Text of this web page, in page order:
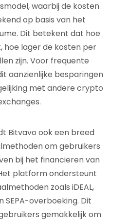
waarbij de kosten
op basis van het
Dit betekent dat hoe
hoe lager de kosten per
zijn. Voor frequente
aanzienlijke besparingen
met andere crypto
Bitvavo ook een breed
om gebruikers
bij het financieren van
platform ondersteunt
zoals iDEAL,
SEPA-overboeking. Dit
gemakkelijk om